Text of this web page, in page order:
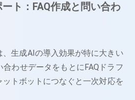
ト：FAQ作成と問い合わ
、生成AIの導入効果が特に大きい
わせデータをもとにFAQドラフ
ットボットにつなぐと一次対応を